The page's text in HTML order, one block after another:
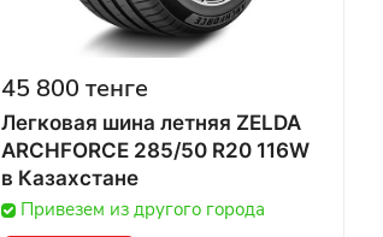
45 800 тенге
Легковая шина летняя ZELDA
ARCHFORCE 285/50 R20 116W
в Казахстане
Привезем из другого города